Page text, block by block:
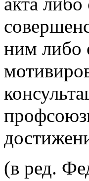
ним либо
(в ред.